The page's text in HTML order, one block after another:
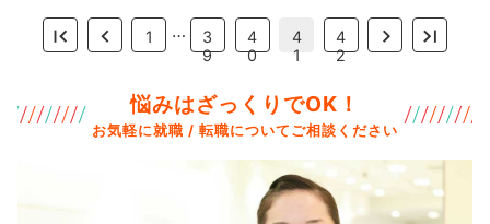
1 …
3
9
4
0
4
1
4
2
悩みはざっくりでOK！
お気軽に就職 / 転職についてご相談ください